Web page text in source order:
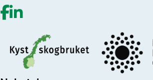
Gå til vår Facebook
Gå til vår LinkedIn